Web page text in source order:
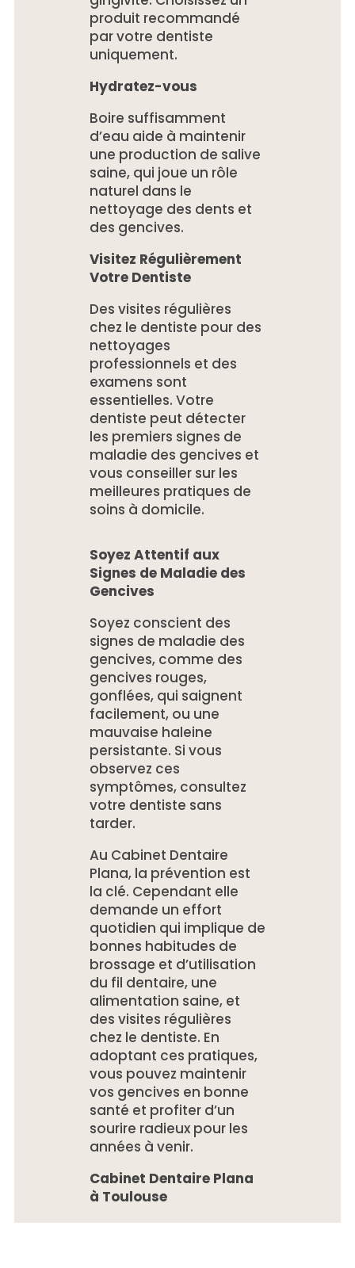
produit recommandé
par votre dentiste
uniquement.
Hydratez-vous
Boire suffisamment
d’eau aide à maintenir
une production de salive
saine, qui joue un rôle
naturel dans le
nettoyage des dents et
des gencives.
Visitez Régulièrement
Votre Dentiste
Des visites régulières
chez le dentiste pour des
nettoyages
professionnels et des
examens sont
essentielles. Votre
dentiste peut détecter
les premiers signes de
maladie des gencives et
vous conseiller sur les
meilleures pratiques de
soins à domicile.
Soyez Attentif aux
Signes de Maladie des
Gencives
Soyez conscient des
signes de maladie des
gencives, comme des
gencives rouges,
gonflées, qui saignent
facilement, ou une
mauvaise haleine
persistante. Si vous
observez ces
symptômes, consultez
votre dentiste sans
tarder.
Au Cabinet Dentaire
Plana, la prévention est
la clé. Cependant elle
demande un effort
quotidien qui implique de
bonnes habitudes de
brossage et d’utilisation
du fil dentaire, une
alimentation saine, et
des visites régulières
chez le dentiste. En
adoptant ces pratiques,
vous pouvez maintenir
vos gencives en bonne
santé et profiter d’un
sourire radieux pour les
années à venir.
Cabinet Dentaire Plana
à Toulouse